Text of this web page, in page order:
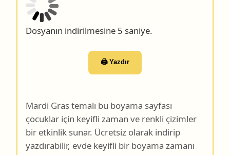
Dosyanın indirilmesine 4 saniye.
bir etkinlik sunar. Ücretsiz olarak indirip
yazdırabilir, evde keyifli bir boyama zamanı
oluşturabilirsiniz.